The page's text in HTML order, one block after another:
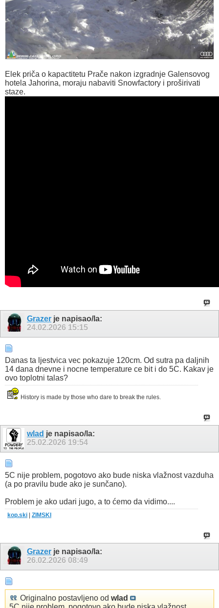
Elek priča o kapactitetu Prače nakon izgradnje Galensovog
hotela Jahorina, moraju nabaviti Snowfactory i proširivati
staze.
Grazer je napisao/la:
24.02.2026 15:15
Danas ta ljestvica vec pokazuje 120cm. Od sutra pa daljnih
14 dana dnevne i nocne temperature ce bit i do 5C. Kakav je
ovo toplotni talas?
History is made by those who dare to break the rules.
wlad je napisao/la:
25.02.2026 19:54
5C nije problem, pogotovo ako bude niska vlažnost vazduha
(a po pravilu bude ako je sunčano).
Problem je ako udari jugo, a to ćemo da vidimo....
kop.ski ZIMSKI
Grazer je napisao/la:
26.02.2026 08:49
Originalno postavljeno od wlad